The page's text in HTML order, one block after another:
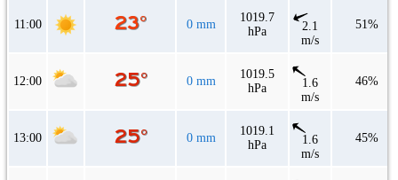
11:00 0 mm
1019.7
hPa
2.1
m/s
51%
12:00 0 mm
1019.5
hPa
1.6
m/s
46%
13:00 0 mm
1019.1
hPa
1.6
m/s
45%